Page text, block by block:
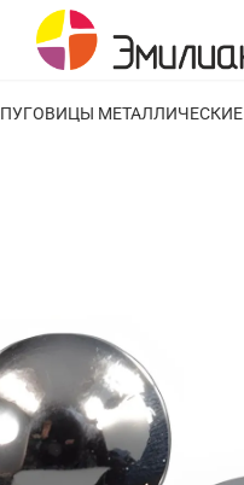
ПУГОВИЦЫ МЕТАЛЛИЧЕСКИЕ